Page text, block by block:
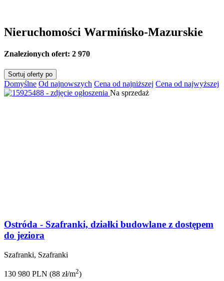
Nieruchomości Warmińsko-Mazurskie
Znalezionych ofert: 2 970
Sortuj oferty po
Domyślne Od najnowszych Cena od najniższej Cena od najwyższej
Na sprzedaż
Ostróda - Szafranki, działki budowlane z dostępem
do jeziora
Szafranki, Szafranki
130 980 PLN (88 zł/m2)